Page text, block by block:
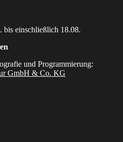
bis einschließlich 18.08.
und Programmierung:
GmbH & Co. KG